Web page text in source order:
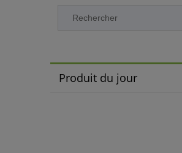
Produit du jour